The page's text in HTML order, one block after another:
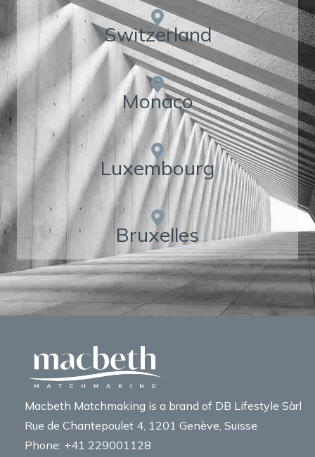
Switzerland
Monaco
Luxembourg
Bruxelles
Macbeth Matchmaking is a brand of DB Lifestyle Sàrl
Rue de Chantepoulet 4, 1201 Genève, Suisse
Phone: +41 229001128